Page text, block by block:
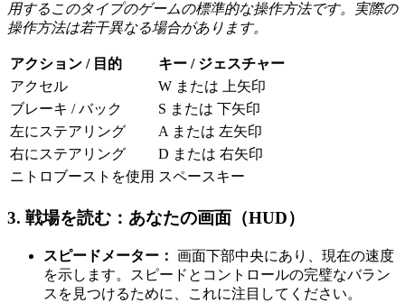
用するこのタイプのゲームの標準的な操作方法です。実際の
操作方法は若干異なる場合があります。
アクション / 目的
キー / ジェスチャー
アクセル
W または 上矢印
ブレーキ / バック
S または 下矢印
左にステアリング
A または 左矢印
右にステアリング
D または 右矢印
ニトロブーストを使用 スペースキー
3. 戦場を読む：あなたの画面（HUD）
スピードメーター： 画面下部中央にあり、現在の速度
を示します。スピードとコントロールの完璧なバラン
スを見つけるために、これに注目してください。